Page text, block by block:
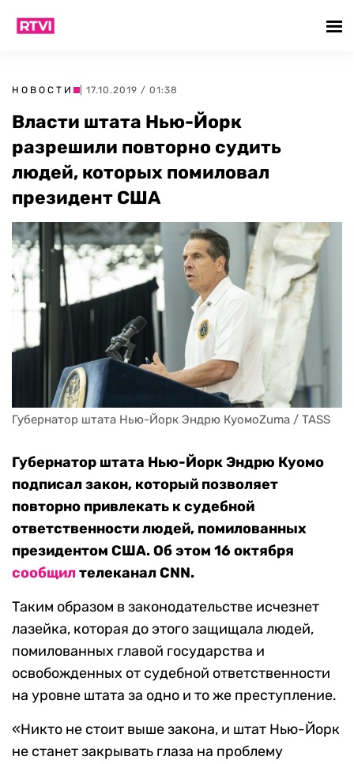
НОВОСТИ | 17.10.2019 / 01:38
Власти штата Нью-Йорк
разрешили повторно судить
людей, которых помиловал
президент США
Губернатор штата Нью-Йорк Эндрю КуомоZuma / TASS
Губернатор штата Нью-Йорк Эндрю Куомо
подписал закон, который позволяет
повторно привлекать к судебной
ответственности людей, помилованных
президентом США. Об этом 16 октября
сообщилтелеканал CNN.
Таким образом в законодательстве исчезнет
лазейка, которая до этого защищала людей,
помилованных главой государства и
освобожденных от судебной ответственности
на уровне штата за одно и то же преступление.
«Никто не стоит выше закона, и штат Нью-Йорк
не станет закрывать глаза на проблему